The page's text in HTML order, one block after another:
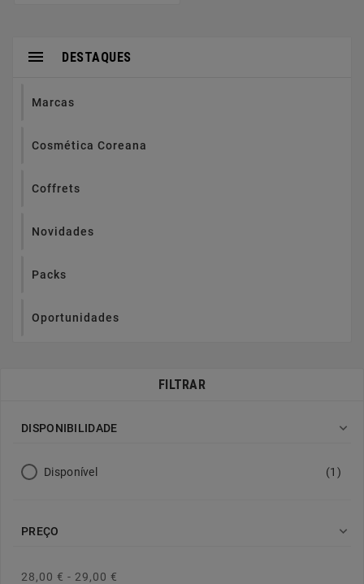
DESTAQUES

Marcas
Cosmética Coreana
Coffrets
Novidades
Packs
Oportunidades
FILTRAR
DISPONIBILIDADE 
Disponível (1)
PREÇO 
28,00 € - 29,00 €